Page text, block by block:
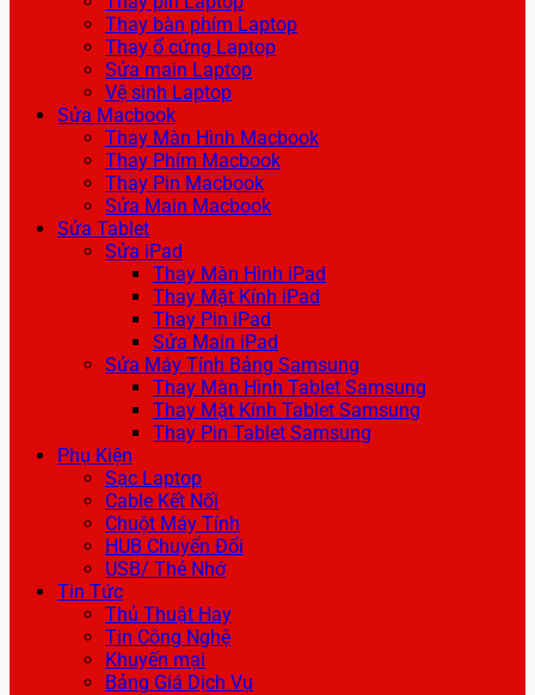
Thay bàn phím Laptop
Thay ổ cứng Laptop
Sửa main Laptop
Vệ sinh Laptop
Sửa Macbook
Thay Màn Hình Macbook
Thay Phím Macbook
Thay Pin Macbook
Sửa Main Macbook
Sửa Tablet
Sửa iPad
Thay Màn Hình iPad
Thay Mặt Kính iPad
Thay Pin iPad
Sửa Main iPad
Sửa Máy Tính Bảng Samsung
Thay Màn Hình Tablet Samsung
Thay Mặt Kính Tablet Samsung
Thay Pin Tablet Samsung
Phụ Kiện
Sạc Laptop
Cable Kết Nối
Chuột Máy Tính
HUB Chuyển Đổi
USB/ Thẻ Nhớ
Tin Tức
Thủ Thuật Hay
Tin Công Nghệ
Khuyến mại
Bảng Giá Dịch Vụ